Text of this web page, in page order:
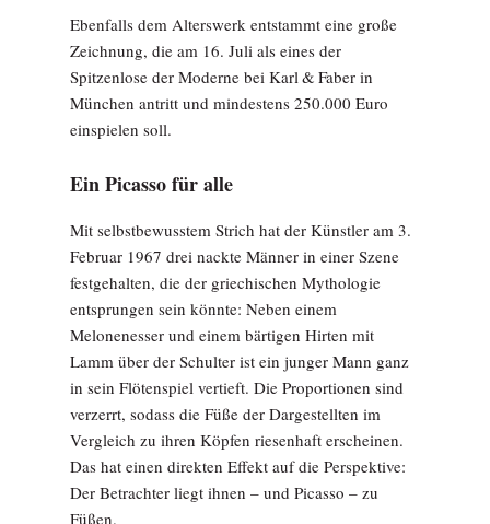
Ebenfalls dem Alterswerk entstammt eine große
Zeichnung, die am 16. Juli als eines der
Spitzenlose der Moderne bei Karl & Faber in
München antritt und mindestens 250.000 Euro
einspielen soll.
Ein Picasso für alle
Mit selbstbewusstem Strich hat der Künstler am 3.
Februar 1967 drei nackte Männer in einer Szene
festgehalten, die der griechischen Mythologie
entsprungen sein könnte: Neben einem
Melonenesser und einem bärtigen Hirten mit
Lamm über der Schulter ist ein junger Mann ganz
in sein Flötenspiel vertieft. Die Proportionen sind
verzerrt, sodass die Füße der Dargestellten im
Vergleich zu ihren Köpfen riesenhaft erscheinen.
Das hat einen direkten Effekt auf die Perspektive:
Der Betrachter liegt ihnen – und Picasso – zu
Füßen.